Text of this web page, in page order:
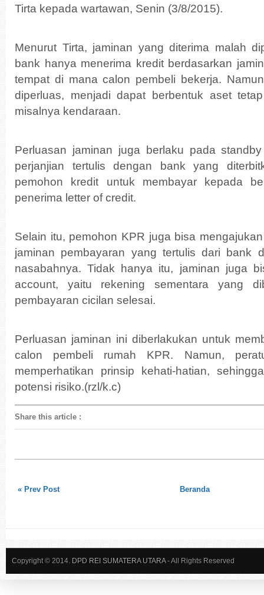
Tirta kepada wartawan, Senin (3/8/2015).
Menurut Tirta, jaminan yang diterima malah
bank hanya menerima kredit berdasarkan
tempat di mana calon pembeli bekerja.
diperluas, menjadi dapat berbentuk aset
misalnya kendaraan.
Perluasan jaminan juga berlaku pada
perjanjian tertulis dengan bank yang
pemohon kredit untuk membayar kepada
penerima letter of credit.
Selain itu, pemohon KPR juga bisa
jaminan pembayaran yang tertulis dari bank
nasabahnya. Tidak hanya itu, jaminan juga
account, yaitu rekening sementara yang
pembayaran cicilan selesai.
Perluasan jaminan ini diberlakukan untuk
calon pembeli rumah KPR. Namun,
memperhatikan prinsip kehati-hatian,
potensi risiko.(rzl/k.c)
Share this article :
« Prev Post Beranda
Copyright © 2014. DPD REI SUMATERA UTARA- All Rights Reserved